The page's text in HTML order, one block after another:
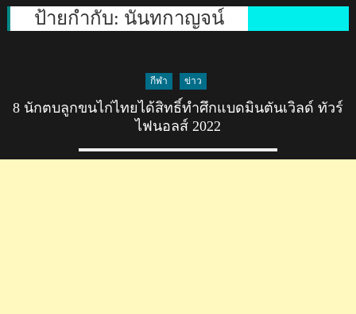
ป้ายกำกับ: นันทกาญจน์
กีฬา ข่าว
8 นักตบลูกขนไก่ไทยได้สิทธิ์ทำศึกแบดมินตันเวิลด์ ทัวร์
ไฟนอลส์ 2022